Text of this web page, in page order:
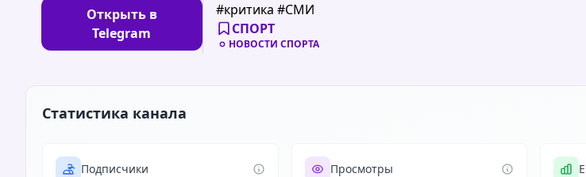
Открыть в
Telegram
#критика #СМИ
СПОРТ
НОВОСТИ СПОРТА
Статистика канала
Подписчики Просмотры